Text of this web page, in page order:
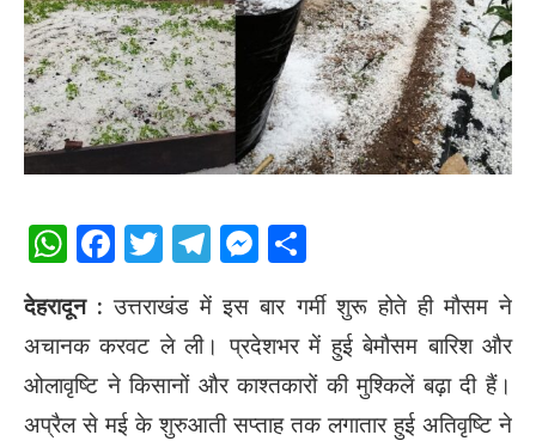
WhatsApp
Facebook
Twitter
Telegram
Messenger
देहरादून : उत्तराखंड में इस बार गर्मी शुरू होते ही मौसम ने
अचानक करवट ले ली। प्रदेशभर में हुई बेमौसम बारिश और
ओलावृष्टि ने किसानों और काश्तकारों की मुश्किलें बढ़ा दी हैं।
अप्रैल से मई के शुरुआती सप्ताह तक लगातार हुई अतिवृष्टि ने